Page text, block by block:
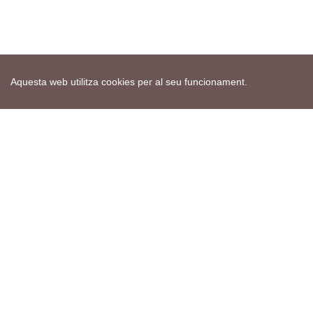
Aquesta web utilitza cookies per al seu funcionament.